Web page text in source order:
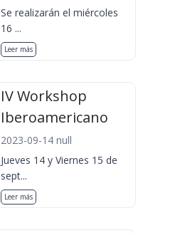
Se realizarán el miércoles
16 ...
Leer más
IV Workshop
Iberoamericano
2023-09-14 null
Jueves 14 y Viernes 15 de
sept...
Leer más